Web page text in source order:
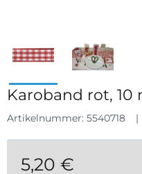
Karoband rot, 10
Artikelnummer: 5540718
5,20 €